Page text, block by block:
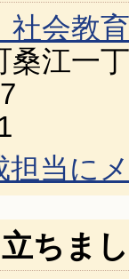
会教
桑江一
担当に
ちま